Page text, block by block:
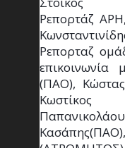
Ρεπορτάζ
Ρεπορταζ
επικοινωνία
(ΠΑΟ), Κώστας
Κωστίκος